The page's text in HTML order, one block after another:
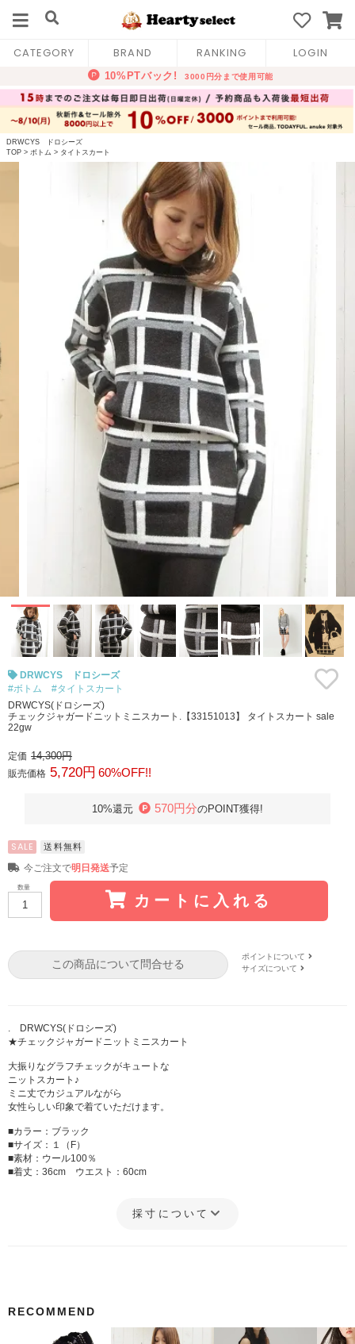
CATEGORY BRAND RANKING LOGIN
DRWCYS ドロシーズ
TOP > ボトム > タイトスカート
DRWCYS ドロシーズ
#ボトム
#タイトスカート
DRWCYS(ドロシーズ)
チェックジャガードニットミニスカート.【33151013】 タイトスカート sale
22gw
定価 14,300円
販売価格 5,720円 60%OFF!!
10%還元 570円分のPOINT獲得!
SALE 送料無料
今ご注文で明日発送予定
数量
カートに入れる
この商品について問合せる
ポイントについて
サイズについて
. DRWCYS(ドロシーズ)
★チェックジャガードニットミニスカート
大振りなグラフチェックがキュートな
ニットスカート♪
ミニ丈でカジュアルながら
女性らしい印象で着ていただけます。
■カラー：ブラック
■サイズ：１（F）
■素材：ウール100％
■着丈：36cm ウエスト：60cm
採寸について
RECOMMEND